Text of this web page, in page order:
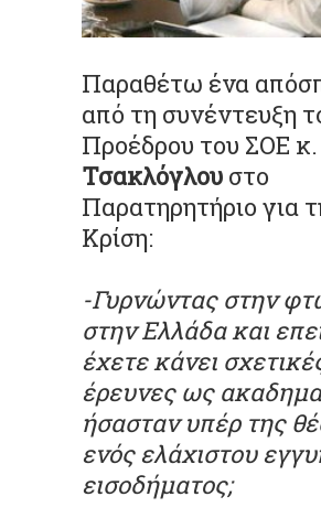
Παραθέτω ένα
από τη συνέντευξη
Προέδρου του ΣΟΕ κ.
Τσακλόγλου στο
Παρατηρητήριο για
Κρίση:
-Γυρνώντας στην
στην Ελλάδα και
έχετε κάνει
έρευνες ως
ήσασταν υπέρ της
ενός ελάχιστου
εισοδήματος;